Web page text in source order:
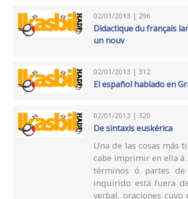
02/01/2013 | 296
Didactique du français
un nouv
02/01/2013 | 312
El español hablado en
02/01/2013 | 320
De sintaxis euskérica
Una de las cosas más
cabe imprimir en ella á
términos ó partes de
inquirido está fuera
verbal, oraciones